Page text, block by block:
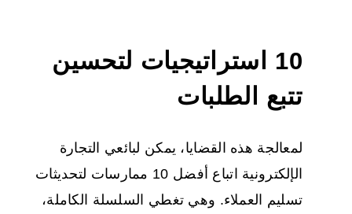
10 استراتيجيات لتحسين
تتبع الطلبات
لمعالجة هذه القضايا، يمكن لبائعي التجارة
الإلكترونية اتباع أفضل 10 ممارسات لتحديثات
تسليم العملاء. وهي تغطي السلسلة الكاملة،